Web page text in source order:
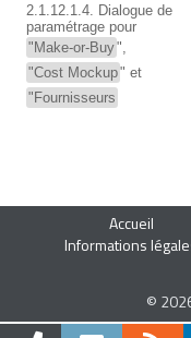
2.1.12.1.4. Dialogue de
paramétrage pour
"Make-or-Buy",
"Cost Mockup" et
"Fournisseurs
Accueil
Informations
©